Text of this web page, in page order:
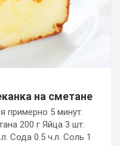
на сметане
примерно 5 минут.
200 г Яйца 3 шт.
Сода 0.5 ч.л. Соль 1